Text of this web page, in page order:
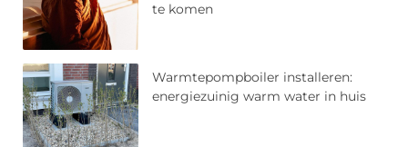
te komen
Warmtepompboiler installeren:
energiezuinig warm water in huis